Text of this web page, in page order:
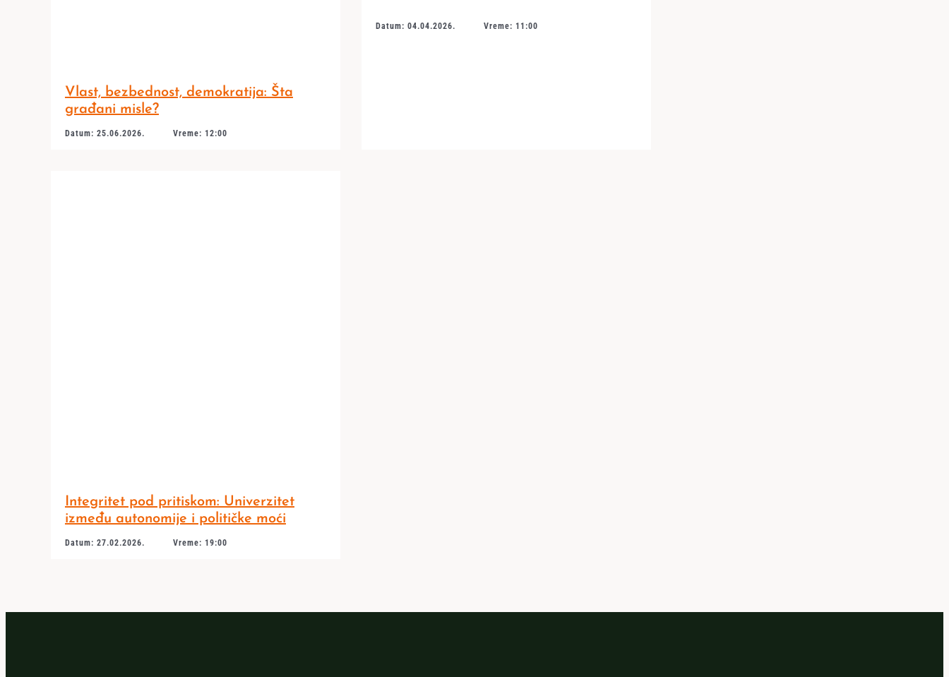
Vlast, bezbednost, demokratija: Šta
građani misle?
Datum: 25.06.2026. Vreme: 12:00
Datum: 04.04.2026. Vreme: 11:00
Integritet pod pritiskom: Univerzitet
između autonomije i političke moći
Datum: 27.02.2026. Vreme: 19:00